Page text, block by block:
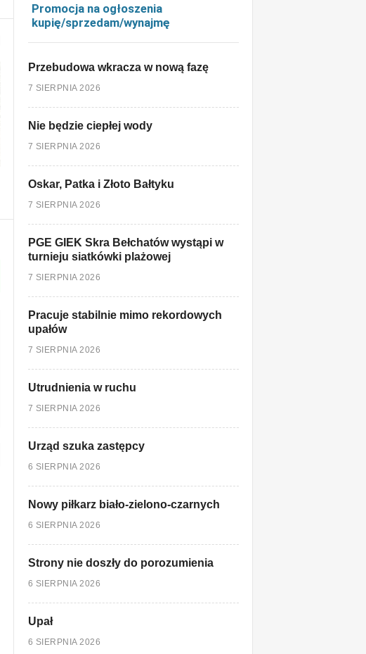
Promocja na ogłoszenia
kupię/sprzedam/wynajmę
Przebudowa wkracza w nową fazę
7 SIERPNIA 2026
Nie będzie ciepłej wody
7 SIERPNIA 2026
Oskar, Patka i Złoto Bałtyku
7 SIERPNIA 2026
PGE GIEK Skra Bełchatów wystąpi w
turnieju siatkówki plażowej
7 SIERPNIA 2026
Pracuje stabilnie mimo rekordowych
upałów
7 SIERPNIA 2026
Utrudnienia w ruchu
7 SIERPNIA 2026
Urząd szuka zastępcy
6 SIERPNIA 2026
Nowy piłkarz biało-zielono-czarnych
6 SIERPNIA 2026
Strony nie doszły do porozumienia
6 SIERPNIA 2026
Upał
6 SIERPNIA 2026